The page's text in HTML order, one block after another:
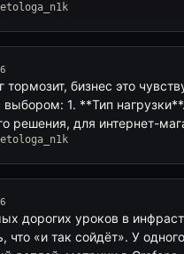
тормозит, бизнес это
выбором: 1. **Тип
решения, для интернет-
дорогих уроков в
что «и так сойдёт». У